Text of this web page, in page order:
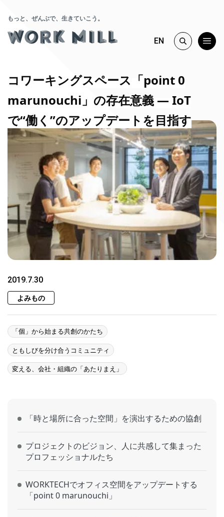
もっと、ぜんぶで、生きていこう。
EN
コワーキングスペース「point 0
marunouchi」の存在意義 ― IoT
で“働く”のアップデートを目指す
2019.7.30
よみもの
「個」から始まる共創のかたち
ともしびを分け合うコミュニティ
変える、会社・組織の「あたりまえ」
「時と場所に合った空間」を演出するための協創
プロジェクトのビジョン、人に共感して集まった
プロフェッショナルたち
WORKTECHでオフィス空間をアップデートする
「point 0 marunouchi」